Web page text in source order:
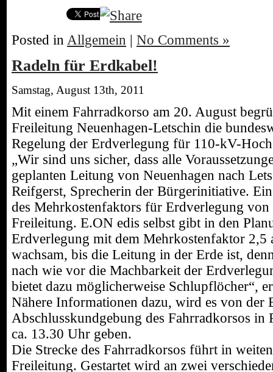
Posted in Allgemein | No Comments »
Radeln für Erdkabel!
Samstag, August 13th, 2011
Mit einem Fahrradkorso am 20. August
Freileitung Neuenhagen-Letschin die
Regelung der Erdverlegung für 110-kV-
„Wir sind uns sicher, dass alle
geplanten Leitung von Neuenhagen nach
Reifgerst, Sprecherin der Bürgerinitiative.
des Mehrkostenfaktors für Erdverlegung
Freileitung. E.ON edis selbst gibt in den
Erdverlegung mit dem Mehrkostenfaktor 2,5
wachsam, bis die Leitung in der Erde ist,
nach wie vor die Machbarkeit der
bietet dazu möglicherweise Schlupflöcher“,
Nähere Informationen dazu, wird es von der
Abschlusskundgebung des Fahrradkorsos in
ca. 13.30 Uhr geben.
Die Strecke des Fahrradkorsos führt in
Freileitung. Gestartet wird an zwei